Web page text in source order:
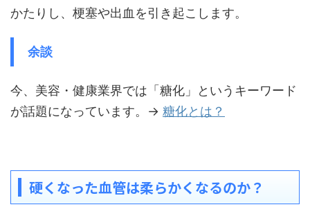
かたりし、梗塞や出血を引き起こします。
余談
今、美容・健康業界では「糖化」というキーワード
が話題になっています。→ 糖化とは？
硬くなった血管は柔らかくなるのか？